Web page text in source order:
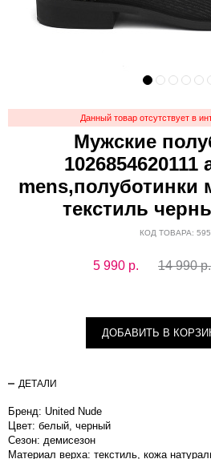
Данный товар отсутствует в
Мужские
1026854620111
mens,полуботинки
текстиль
КОД ТОВАРА:
5 990 р. 14 990 р.
ДОБАВИТЬ В
ДЕТАЛИ
Бренд: United Nude
Цвет: белый, черный
Сезон: демисезон
Материал верха: текстиль, кожа